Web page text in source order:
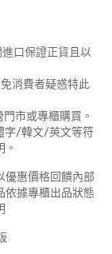
口保證正貨且以
消費者疑惑特此
市或專櫃購買。
字/韓文/英文等符
優惠價格回饋內部
依據專櫃出品狀態